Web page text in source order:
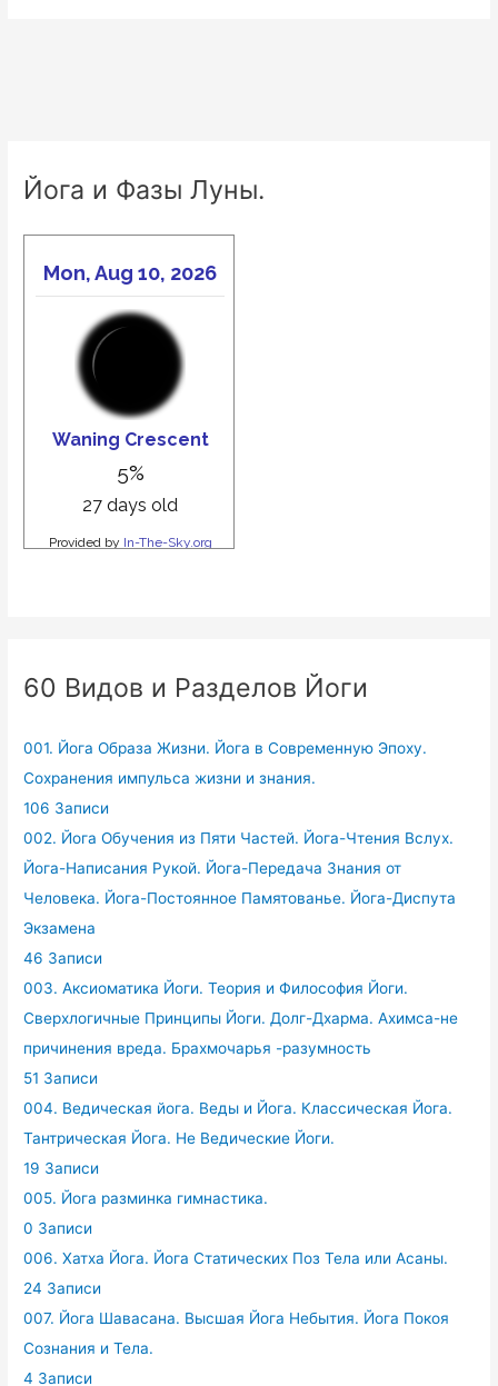
Йога и Фазы Луны.
60 Видов и Разделов Йоги
001. Йога Образа Жизни. Йога в Современную Эпоху.
Сохранения импульса жизни и знания.
106 Записи
002. Йога Обучения из Пяти Частей. Йога-Чтения Вслух.
Йога-Написания Рукой. Йога-Передача Знания от
Человека. Йога-Постоянное Памятованье. Йога-Диспута
Экзамена
46 Записи
003. Аксиоматика Йоги. Теория и Философия Йоги.
Сверхлогичные Принципы Йоги. Долг-Дхарма. Ахимса-не
причинения вреда. Брахмочарья -разумность
51 Записи
004. Ведическая йога. Веды и Йога. Классическая Йога.
Тантрическая Йога. Не Ведические Йоги.
19 Записи
005. Йога разминка гимнастика.
0 Записи
006. Хатха Йога. Йога Статических Поз Тела или Асаны.
24 Записи
007. Йога Шавасана. Высшая Йога Небытия. Йога Покоя
Сознания и Тела.
4 Записи